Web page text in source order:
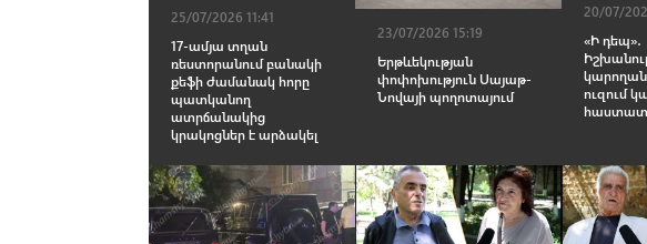
25/07/2026 11:41
17-ամյա տղան
ռեստորանում բանակի
քեֆի ժամանակ հորը
պատկանող
ատրճանակից
կրակոցներ է արձակել
23/07/2026 15:19
Երթևեկության
փոփոխություն Սայաթ-
Նովայի պողոտայում
20/07/
«Ի դեպ»․
ուզում